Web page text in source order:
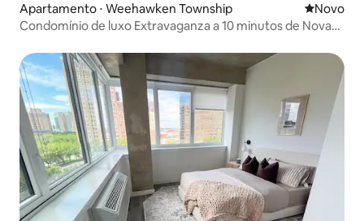
Apartamento ⋅ Weehawken Township Novo
Novo
Condomínio de luxo Extravaganza a 10 minutos de Nova